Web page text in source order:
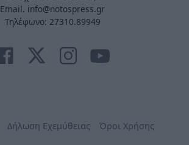
Email. info@notospress.gr
Τηλέφωνο: 27310.89949
Δήλωση Εχεμύθειας Όροι Χρήσης